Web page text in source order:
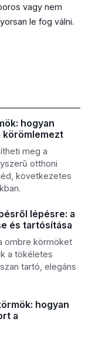
vagy nem
le fog válni.
hogyan
körömlemezt
meg a
otthoni
következetes
lépésre: a
és tartósítása
ombre körmöket
a tökéletes
tartó, elegáns
hogyan
a